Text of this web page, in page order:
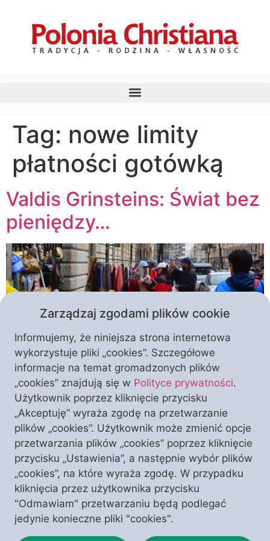
Tag: nowe limity
płatności gotówką
Valdis Grinsteins: Świat bez
pieniędzy…
Mam znajomego, który jest przerażająco naiwny.
Dobry człowiek, ale wierzy, że gazety mówią
wyłącznie prawdę, a do partii politycznych wstępują
tylko osoby zatroskane o dobro społeczeństwa.
Kiedyś opowiedziałem mu, jak podczas mojej
podróży do Szwecji miałem problem z zakupem
książki, ponieważ chciałem zapłacić gotówką… Ten
tekst ukazał się w magazynie Polonia Christiana.
Zamów już teraz […]
Zarządzaj zgodami plików cookie
Informujemy, że niniejsza strona internetowa
wykorzystuje pliki „cookies”. Szczegółowe
informacje na temat gromadzonych plików
„cookies” znajdują się w Polityce prywatności.
Użytkownik poprzez kliknięcie przycisku
„Akceptuję” wyraża zgodę na przetwarzanie
plików „cookies”. Użytkownik może zmienić opcje
przetwarzania plików „cookies” poprzez kliknięcie
przycisku „Ustawienia”, a następnie wybór plików
„cookies”, na które wyraża zgodę. W przypadku
kliknięcia przez użytkownika przycisku
"Odmawiam" przetwarzaniu będą podlegać
jedynie konieczne pliki "cookies".